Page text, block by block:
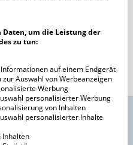
um die Leistung der
zu tun:
auf einem Endgerät
Auswahl von Werbeanzeigen
Werbung
personalisierter Werbung
von Inhalten
personalisierter Inhalte
Inhalten
in unseren Kategorien
gezielt suchen?